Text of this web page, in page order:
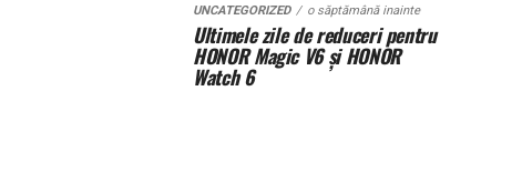
UNCATEGORIZED o săptămână inainte
Ultimele zile de reduceri pentru
HONOR Magic V6 și HONOR
Watch 6